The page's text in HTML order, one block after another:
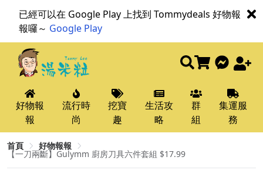
已經可以在 Google Play 上找到 Tommydeals 好物報
報囉～ Google Play
好物報
報
流行時
尚
挖寶
趣
生活攻
略
群
組
集運服
務
首頁 好物報報
【一刀兩斷】Gulymm 廚房刀具六件套組 $17.99